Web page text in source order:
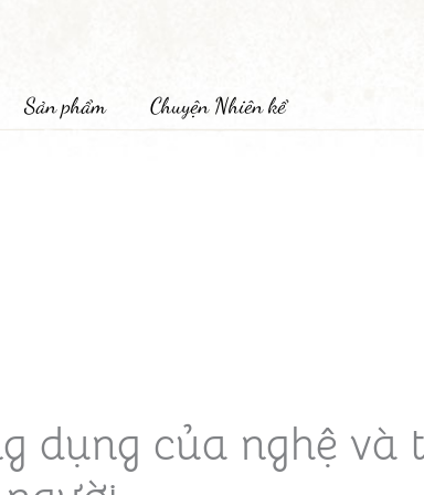
Sản phẩm Chuyện Nhiên kể
dụng của nghệ và